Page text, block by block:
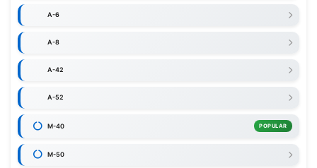
A-6
A-8
A-42
A-52
M-40 POPULAR
M-50